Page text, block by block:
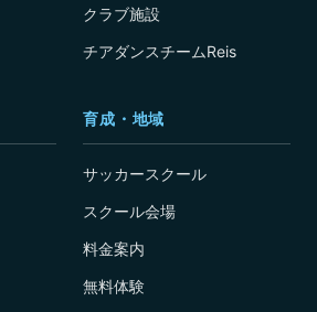
クラブ施設
チアダンスチームReis
育成・地域
サッカースクール
スクール会場
料金案内
無料体験